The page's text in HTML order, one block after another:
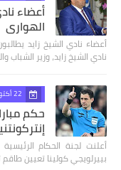
أعضاء
الهواري
أعضاء نادي الشيخ زايد
نادي الشيخ زايد، وزير الشباب
22 أكتوبر 2024
حكم
أعلنت لجنة الحكام الرئيسية
بييرلويجي كولينا تعيين